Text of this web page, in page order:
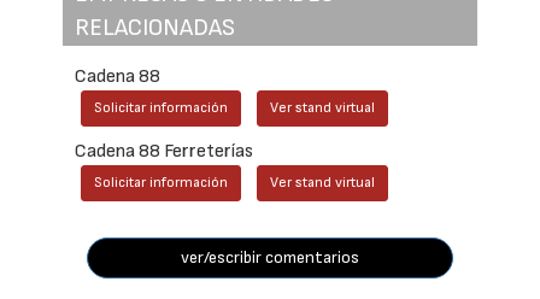
RELACIONADAS
Cadena 88
Solicitar información Ver stand virtual
Cadena 88 Ferreterías
Solicitar información Ver stand virtual
ver/escribir comentarios